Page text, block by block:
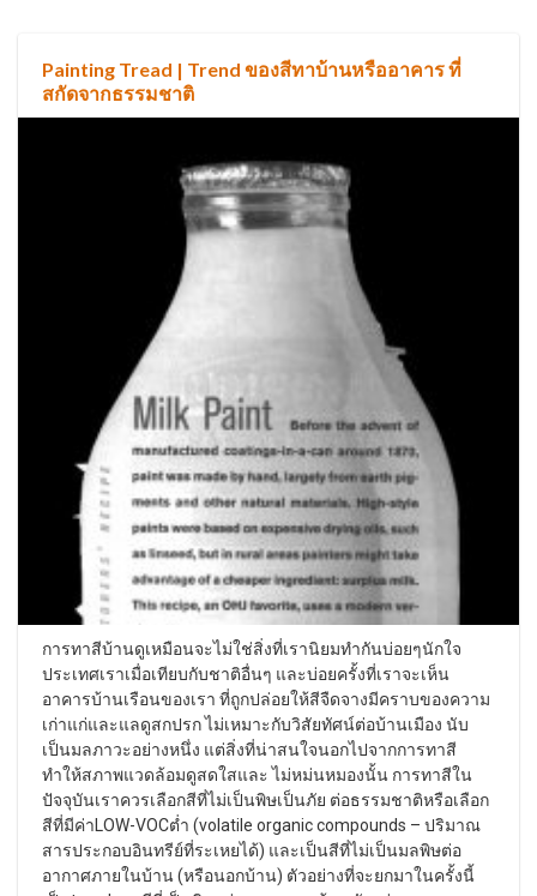
Painting Tread | Trend ของสีทาบ้านหรืออาคาร ที่
สกัดจากธรรมชาติ
การทาสีบ้านดูเหมือนจะไม่ใช่สิ่งที่เรานิยมทำกันบ่อยๆนักใจ
ประเทศเราเมื่อเทียบกับชาติอื่นๆ และบ่อยครั้งที่เราจะเห็น
อาคารบ้านเรือนของเรา ที่ถูกปล่อยให้สีจืดจางมีคราบของความ
เก่าแก่และแลดูสกปรก ไม่เหมาะกับวิสัยทัศน์ต่อบ้านเมือง นับ
เป็นมลภาวะอย่างหนึ่ง แต่สิ่งที่น่าสนใจนอกไปจากการทาสี
ทำให้สภาพแวดล้อมดูสดใสและ ไม่หม่นหมองนั้น การทาสีใน
ปัจจุบันเราควรเลือกสีที่ไม่เป็นพิษเป็นภัย ต่อธรรมชาติหรือเลือก
สีที่มีค่าLOW-VOCต่ำ (volatile organic compounds – ปริมาณ
สารประกอบอินทรีย์ที่ระเหยได้) และเป็นสีที่ไม่เป็นมลพิษต่อ
อากาศภายในบ้าน (หรือนอกบ้าน) ตัวอย่างที่จะยกมาในครั้งนี้